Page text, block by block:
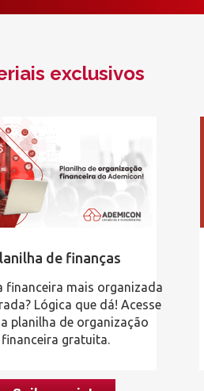
exclusivos
de finanças
financeira mais organizada
Lógica que dá! Acesse
planilha de organização
financeira gratuita.